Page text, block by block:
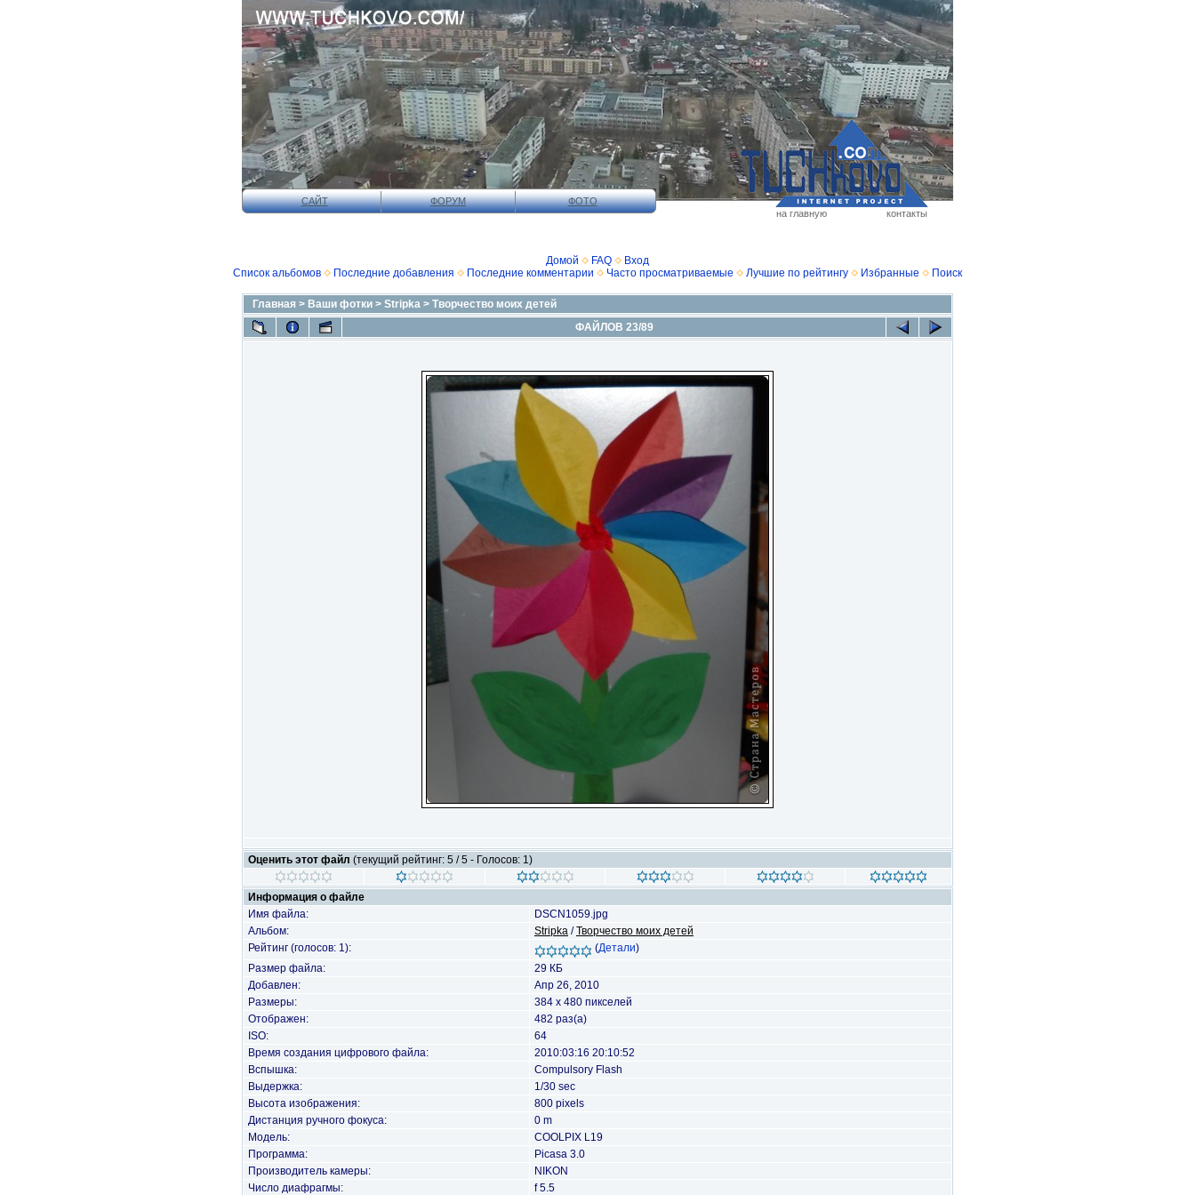
САЙТ ФОРУМ
ФОТО
на главную
контакты
Домой FAQ
Вход
Список альбомов
Последние добавления Последние комментарии Часто просматриваемые Лучшие по рейтингу Избранные Поиск
Главная > Ваши фотки > Stripka > Творчество моих детей
ФАЙЛОВ 23/89
Оценить этот файл (текущий рейтинг: 5 / 5 - Голосов: 1)
Информация о файле
Имя файла:
DSCN1059.jpg
Альбом:
Stripka /Творчество моих детей
Рейтинг (голосов: 1):
(Детали)
Размер файла:
29 КБ
Добавлен:
Апр 26, 2010
Размеры:
384 x 480 пикселей
Отображен:
482 раз(а)
ISO:
64
Время создания цифрового файла:
2010:03:16 20:10:52
Вспышка:
Compulsory Flash
Выдержка:
1/30 sec
Высота изображения:
800 pixels
Дистанция ручного фокуса:
0 m
Модель:
COOLPIX L19
Программа:
Picasa 3.0
Производитель камеры:
NIKON
Число диафрагмы:
f 5.5